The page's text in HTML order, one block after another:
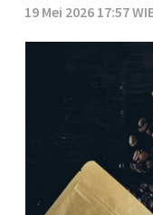
19 Mei 2026 17:57